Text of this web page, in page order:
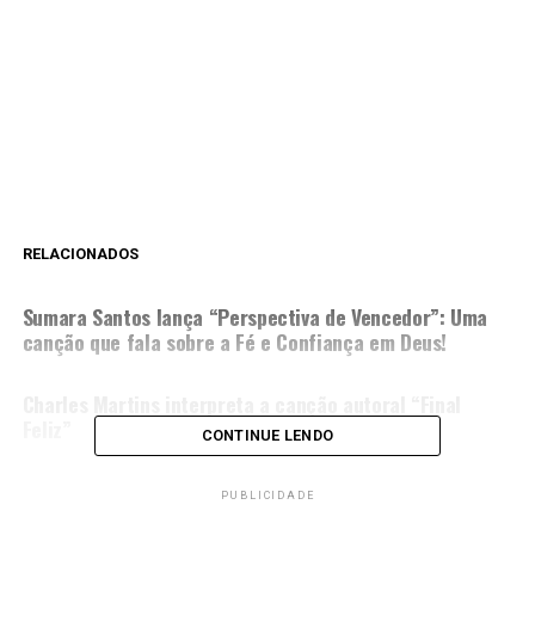
RELACIONADOS
Sumara Santos lança “Perspectiva de Vencedor”: Uma
canção que fala sobre a Fé e Confiança em Deus!
CONTINUE LENDO
PUBLICIDADE